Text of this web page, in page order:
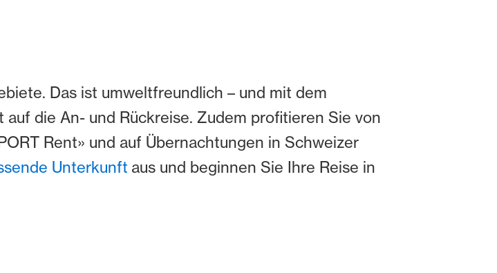
Das ist umweltfreundlich – und mit dem
auf die An- und Rückreise. Zudem profitieren Sie von
Rent» und auf Übernachtungen in Schweizer
Unterkunft aus und beginnen Sie Ihre Reise in